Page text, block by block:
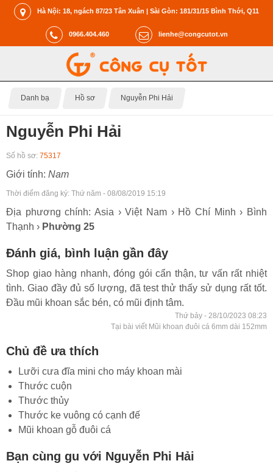
Hà Nội: 18, ngách 87/23 Tân Xuân | Sài Gòn: 181/31/15 Bình Thới, Q11
0966.404.460 lienhe@congcutot.vn
Danh bạ Hồ sơ Nguyễn Phi Hải
Nguyễn Phi Hải
Số hồ sơ: 75317
Giới tính: Nam
Thời điểm đăng ký: Thứ năm - 08/08/2019 15:19
Địa phương chính: Asia › Việt Nam › Hồ Chí Minh › Bình
Thạnh › Phường 25
Đánh giá, bình luận gần đây
Shop giao hàng nhanh, đóng gói cẩn thận, tư vấn rất nhiệt
tình. Giao đầy đủ số lượng, đã test thử thấy sử dụng rất tốt.
Đầu mũi khoan sắc bén, có mũi định tâm.
Thứ bảy - 28/10/2023 08:23
Tại bài viết Mũi khoan đuôi cá 6mm dài 152mm
Chủ đề ưa thích
Lưỡi cưa đĩa mini cho máy khoan mài
Thước cuộn
Thước thủy
Thước ke vuông có cạnh đế
Mũi khoan gỗ đuôi cá
Bạn cùng gu với Nguyễn Phi Hải